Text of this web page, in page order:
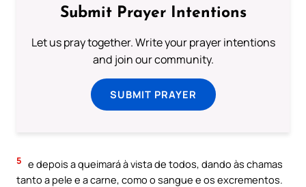
Submit Prayer Intentions
Let us pray together. Write your prayer intentions
and join our community.
SUBMIT PRAYER
5 e depois a queimará à vista de todos, dando às chamas
tanto a pele e a carne, como o sangue e os excrementos.